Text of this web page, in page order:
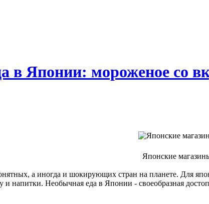
в Японии: мороженое со
Японские
а иногда и шокирующих стран на планете. Для
и напитки. Необычная еда в Японии - своеобразная